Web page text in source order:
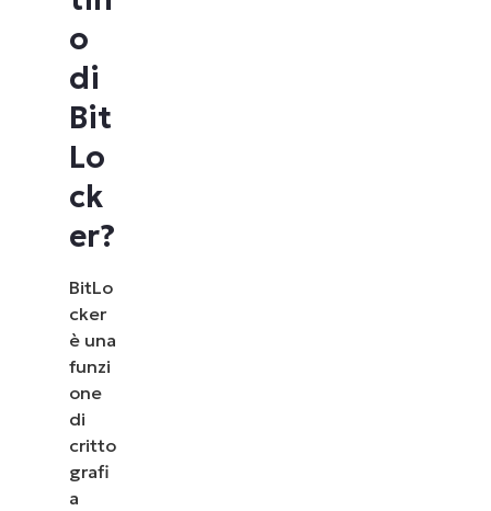
o
di
Bit
Lo
ck
er?
BitLo
cker
è una
funzi
one
di
critto
grafi
a